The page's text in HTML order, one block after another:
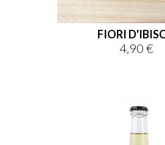
FIORI
Prezzo
4,90 €